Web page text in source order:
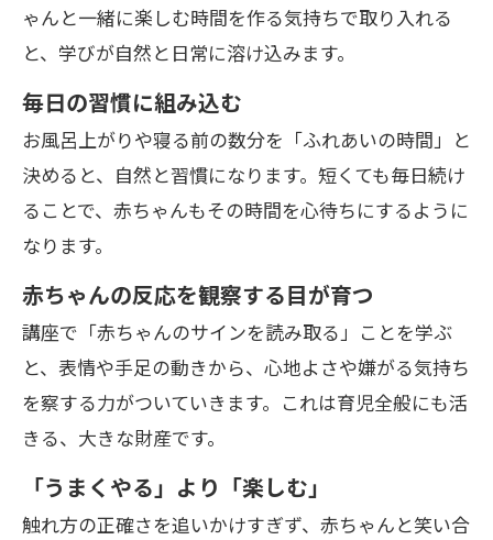
ゃんと一緒に楽しむ時間を作る気持ちで取り入れる
と、学びが自然と日常に溶け込みます。
毎日の習慣に組み込む
お風呂上がりや寝る前の数分を「ふれあいの時間」と
決めると、自然と習慣になります。短くても毎日続け
ることで、赤ちゃんもその時間を心待ちにするように
なります。
赤ちゃんの反応を観察する目が育つ
講座で「赤ちゃんのサインを読み取る」ことを学ぶ
と、表情や手足の動きから、心地よさや嫌がる気持ち
を察する力がついていきます。これは育児全般にも活
きる、大きな財産です。
「うまくやる」より「楽しむ」
触れ方の正確さを追いかけすぎず、赤ちゃんと笑い合